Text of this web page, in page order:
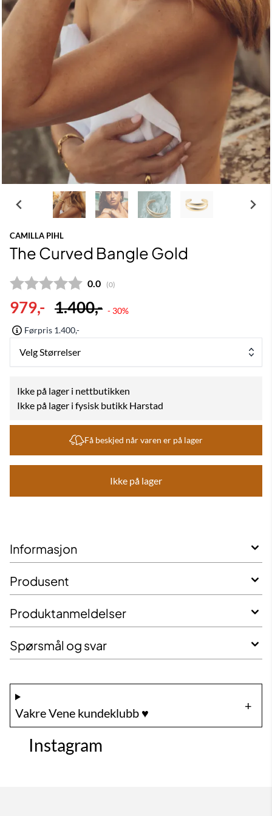
CAMILLA PIHL
The Curved Bangle Gold
Gjennomsnittskarakter:
0.0 (stemmer:
0)
979,- 1.400,- - 30%
Førpris 1.400,-
Velg Størrelser
Ikke på lager i nettbutikken
Ikke på lager i fysisk butikk Harstad
Få beskjed når varen er på lager
Ikke på lager
Informasjon
Produsent
Produktanmeldelser
Spørsmål og svar
Vakre Vene kundeklubb ♥️
Instagram